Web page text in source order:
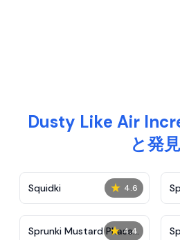
Dusty Like Air
と発見
★ 4.6
Squidki
★ 4.4
Sprunki Mustard Phase